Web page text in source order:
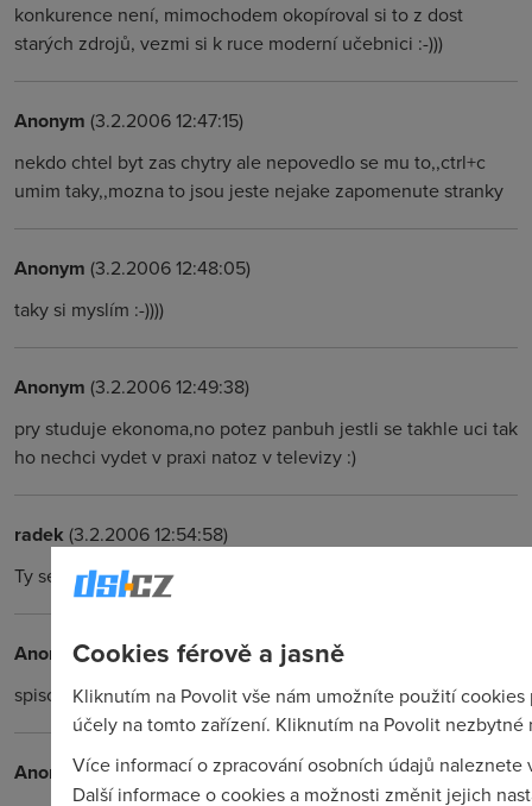
konkurence není, mimochodem okopíroval si to z dost
starých zdrojů, vezmi si k ruce moderní učebnici :-)))
Anonym (3.2.2006 12:47:15)
nekdo chtel byt zas chytry ale nepovedlo se mu to,,ctrl+c
umim taky,,mozna to jsou jeste nejake zapomenute stranky
Anonym (3.2.2006 12:48:05)
taky si myslím :-))))
Anonym (3.2.2006 12:49:38)
pry studuje ekonoma,no potez panbuh jestli se takhle uci tak
ho nechci vydet v praxi natoz v televizy :)
radek (3.2.2006 12:54:58)
Ty se radši nejdřív začni učit česky
Anonym(3.2.2006 12:58:42)
spisovně je raději :-))))))))))))
Anonym(3.2.2006 12:59:22)
Cookies férově a jasně
Kliknutím na Povolit vše nám umožníte použití
účely na tomto zařízení. Kliknutím na Povolit
Více informací o zpracování osobních údajů naleznete
Další informace o cookies a možnosti změnit jejich